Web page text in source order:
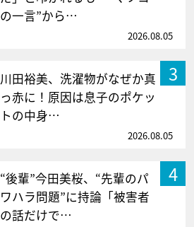
の一言”から…
2026.08.05
3
川田裕美、洗濯物がなぜか真
っ赤に！原因は息子のポケッ
トの中身…
2026.08.05
4
“後輩”今田美桜、“先輩のパ
ワハラ問題”に持論「被害者
の話だけで…